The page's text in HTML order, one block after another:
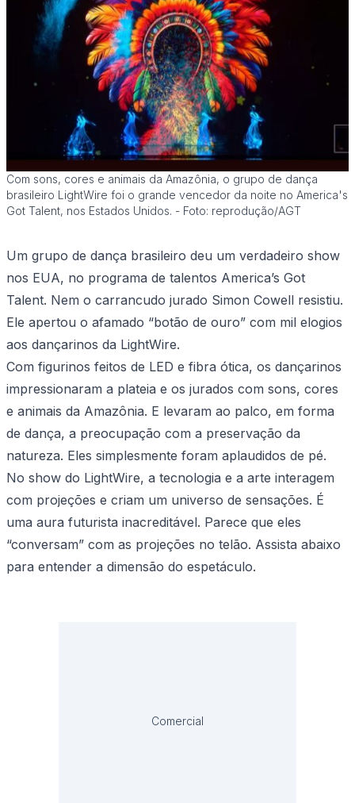
Com sons, cores e animais da Amazônia, o grupo de dança
brasileiro LightWire foi o grande vencedor da noite no America's
Got Talent, nos Estados Unidos. - Foto: reprodução/AGT
Um grupo de dança brasileiro deu um verdadeiro show
nos EUA, no programa de talentos America’s Got
Talent. Nem o carrancudo jurado Simon Cowell resistiu.
Ele apertou o afamado “botão de ouro” com mil elogios
aos dançarinos da LightWire.
Com figurinos feitos de LED e fibra ótica, os dançarinos
impressionaram a plateia e os jurados com sons, cores
e animais da Amazônia. E levaram ao palco, em forma
de dança, a preocupação com a preservação da
natureza. Eles simplesmente foram aplaudidos de pé.
No show do LightWire, a tecnologia e a arte interagem
com projeções e criam um universo de sensações. É
uma aura futurista inacreditável. Parece que eles
“conversam” com as projeções no telão. Assista abaixo
para entender a dimensão do espetáculo.
Comercial